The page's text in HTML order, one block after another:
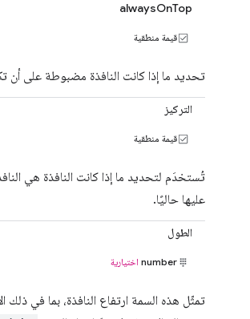
alwaysOnTop
قيمة منطقية
تحديد ما إذا كانت النافذة مضبوطة على أن
التركيز
قيمة منطقية
تُستخدَم لتحديد ما إذا كانت النافذة هي
عليها حاليًا.
الطول
number اختيارية
تمثّل هذه السمة ارتفاع النافذة، بما في ذلك